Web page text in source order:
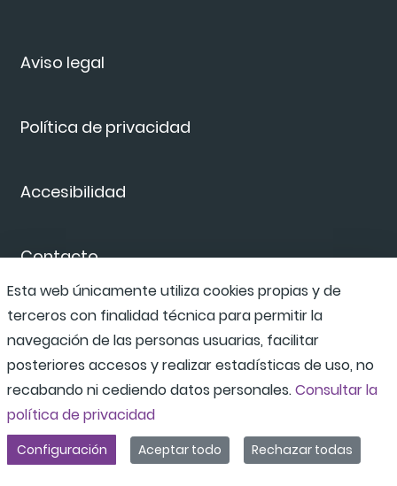
Aviso legal
Política de privacidad
Accesibilidad
Contacto
Canal de denuncias
Esta web únicamente utiliza cookies propias y de
terceros con finalidad técnica para permitir la
navegación de las personas usuarias, facilitar
posteriores accesos y realizar estadísticas de uso, no
recabando ni cediendo datos personales.Consultar la
política de privacidad
Configuración Aceptar todo Rechazar todas